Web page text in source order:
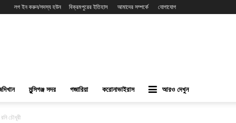
লগ ইন করুন/সদস্য হউন বিক্রমপুরের ইতিহাস আমাদের সম্পর্কে যোগাযোগ
মুন্সিগঞ্জ সদর গজারিয়া করোনাভাইরাস আরও দেখুন
চৌধূরী